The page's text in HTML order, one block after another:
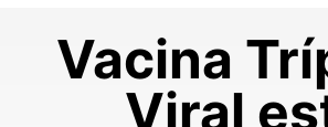
Vacina
Viral